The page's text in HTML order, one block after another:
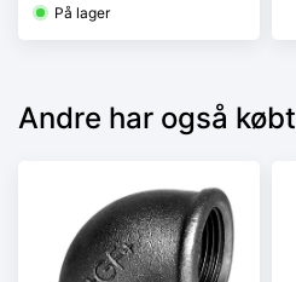
På lager
Andre har også købt